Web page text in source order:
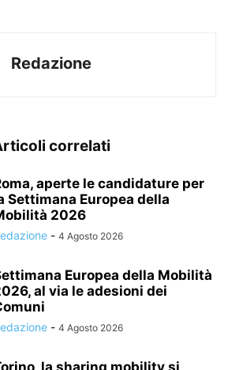
Redazione
correlati
aperte le candidature per
Settimana Europea della
2026
- 4 Agosto 2026
Europea della Mobilità
al via le adesioni dei
- 4 Agosto 2026
la sharing mobility si